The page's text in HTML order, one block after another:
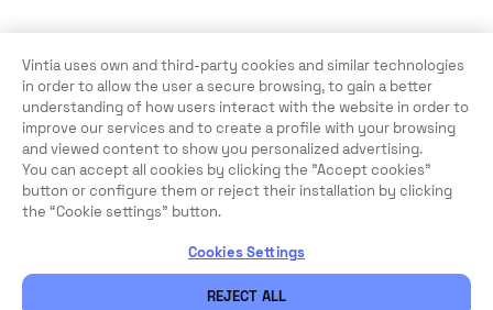
Vintia uses own and third-party cookies and similar technologies
in order to allow the user a secure browsing, to gain a better
understanding of how users interact with the website in order to
improve our services and to create a profile with your browsing
and viewed content to show you personalized advertising.
You can accept all cookies by clicking the "Accept cookies"
button or configure them or reject their installation by clicking
the “Cookie settings” button.
Cookies Settings
REJECT ALL